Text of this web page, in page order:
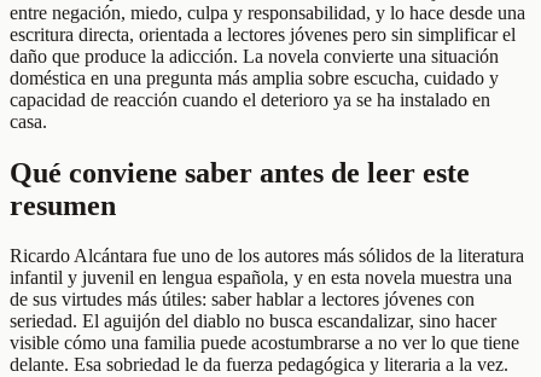
entre negación, miedo, culpa y responsabilidad, y lo hace desde una
escritura directa, orientada a lectores jóvenes pero sin simplificar el
daño que produce la adicción. La novela convierte una situación
doméstica en una pregunta más amplia sobre escucha, cuidado y
capacidad de reacción cuando el deterioro ya se ha instalado en
casa.
Qué conviene saber antes de leer este
resumen
Ricardo Alcántara fue uno de los autores más sólidos de la literatura
infantil y juvenil en lengua española, y en esta novela muestra una
de sus virtudes más útiles: saber hablar a lectores jóvenes con
seriedad. El aguijón del diablo no busca escandalizar, sino hacer
visible cómo una familia puede acostumbrarse a no ver lo que tiene
delante. Esa sobriedad le da fuerza pedagógica y literaria a la vez.